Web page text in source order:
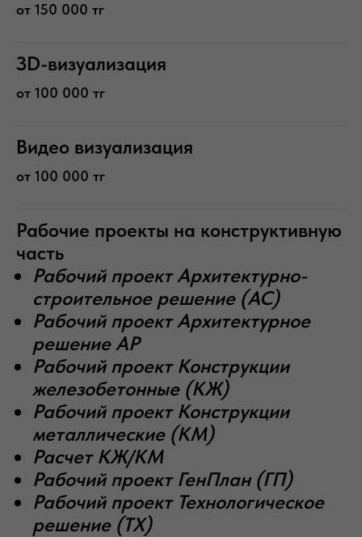
от 150 000 тг
ЗD-визуализация
от 100 000 тг
Видео визуализация
от 100 000 тг
Рабочие проекты на конструктивную
часть
Рабочий проект Архитектурно-
строительное решение (AC)
Рабочий проект Архитектурное
решение АР
Рабочий проект Конструкции
железобетонные (КЖ)
Рабочий проект Конструкции
металлические (КМ)
Расчет КЖ/КМ
Рабочий проект ГенПлан (ГП)
Рабочий проект Технологическое
решение (ТХ)